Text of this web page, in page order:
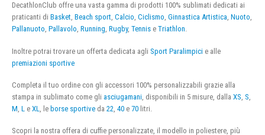
DecathlonClub offre una vasta gamma di prodotti 100% sublimati dedicati ai
praticanti di Basket, Beach sport, Calcio, Ciclismo, Ginnastica Artistica, Nuoto,
Pallanuoto, Pallavolo, Running, Rugby, Tennis e Triathlon.
Inoltre potrai trovare un offerta dedicata agli Sport Paralimpici e alle
premiazioni sportive
Completa il tuo ordine con gli accessori 100% personalizzabili grazie alla
stampa in sublimato come gli asciugamani , disponibili in 5 misure, dalla XS S
M L e XL , le borse sportive da 22 40 e 70 litri.
Scopri la nostra offera di cuffie personalizzate, il modello in poliestere, più